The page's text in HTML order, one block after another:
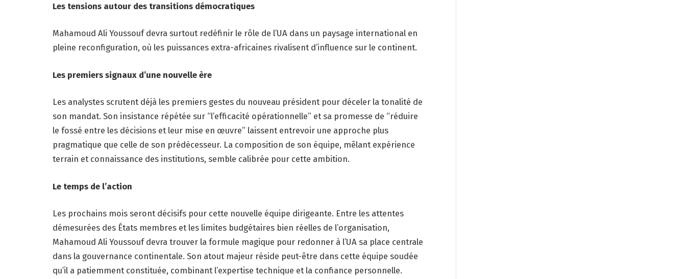
Les tensions autour des transitions démocratiques
Mahamoud Ali Youssouf devra surtout redéfinir le rôle de l’UA dans un paysage international en
pleine reconfiguration, où les puissances extra-africaines rivalisent d’influence sur le continent.
Les premiers signaux d’une nouvelle ère
Les analystes scrutent déjà les premiers gestes du nouveau président pour déceler la tonalité de
son mandat. Son insistance répétée sur “l’efficacité opérationnelle” et sa promesse de “réduire
le fossé entre les décisions et leur mise en œuvre” laissent entrevoir une approche plus
pragmatique que celle de son prédécesseur. La composition de son équipe, mêlant expérience
terrain et connaissance des institutions, semble calibrée pour cette ambition.
Le temps de l’action
Les prochains mois seront décisifs pour cette nouvelle équipe dirigeante. Entre les attentes
démesurées des États membres et les limites budgétaires bien réelles de l’organisation,
Mahamoud Ali Youssouf devra trouver la formule magique pour redonner à l’UA sa place centrale
dans la gouvernance continentale. Son atout majeur réside peut-être dans cette équipe soudée
qu’il a patiemment constituée, combinant l’expertise technique et la confiance personnelle.